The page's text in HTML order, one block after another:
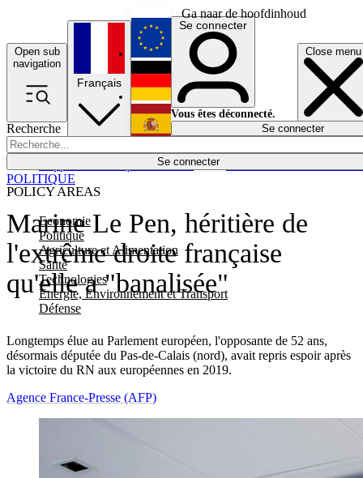
Ga naar de hoofdinhoud
Open sub
navigation
Close menu
Recherche
Se connecter
POLICY AREAS
Economie
Politique
Agriculture et Alimentation
Santé
Technologies
Energie, Environnement et Transport
Défense
Économie
Français
English
Deutsch
Español
Se connecter
Vous êtes déconnecté.
Se connecter
Marine Le Pen, héritière de
l'extrême droite française
qu'elle a "banalisée"
Longtemps élue au Parlement européen, l'opposante de 52 ans,
désormais députée du Pas-de-Calais (nord), avait repris espoir après
la victoire du RN aux européennes en 2019.
POLITIQUE
Agence France-Presse (AFP)